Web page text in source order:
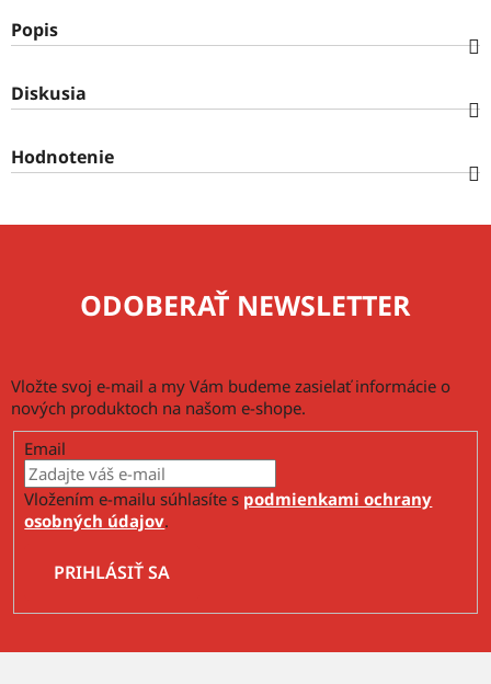
Popis
Diskusia
Hodnotenie
ODOBERAŤ NEWSLETTER
Vložte svoj e-mail a my Vám budeme zasielať informácie o
nových produktoch na našom e-shope.
Email
Vložením e-mailu súhlasíte s podmienkami ochrany
osobných údajov.
PRIHLÁSIŤ SA